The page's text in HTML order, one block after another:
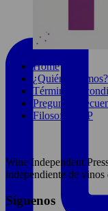
Home
¿Quiénes somos?
Términos y
Preguntas
Filosofía WIP
Wine Independent
independiente de vinos
Síguenos